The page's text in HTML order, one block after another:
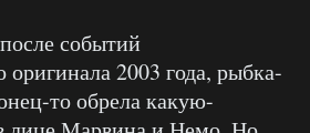
событий
оригинала 2003 года, рыбка-
то обрела какую-